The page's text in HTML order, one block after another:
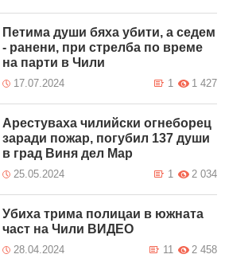
Петима души бяха убити, а седем
- ранени, при стрелба по време
на парти в Чили
17.07.2024 1 427
1
Арестуваха чилийски огнеборец
заради пожар, погубил 137 души
в град Виня дел Мар
25.05.2024 2 034
1
Убиха трима полицаи в южната
част на Чили ВИДЕО
28.04.2024 2 458
11